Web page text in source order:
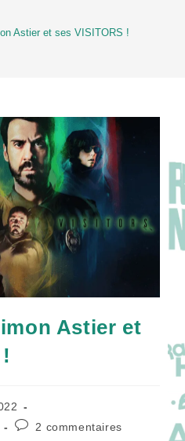
Astier et ses VISITORS !
Astier et
Commentaires
2 commentaires